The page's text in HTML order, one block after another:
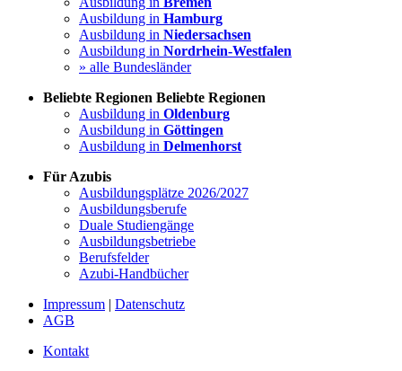
Ausbildung in Hamburg
Ausbildung in Niedersachsen
Ausbildung in Nordrhein-Westfalen
» alle Bundesländer
Beliebte Regionen Beliebte Regionen
Ausbildung in Oldenburg
Ausbildung in Göttingen
Ausbildung in Delmenhorst
Für Azubis
Ausbildungsplätze 2026/2027
Ausbildungsberufe
Duale Studiengänge
Ausbildungsbetriebe
Berufsfelder
Azubi-Handbücher
Impressum | Datenschutz
AGB
Kontakt